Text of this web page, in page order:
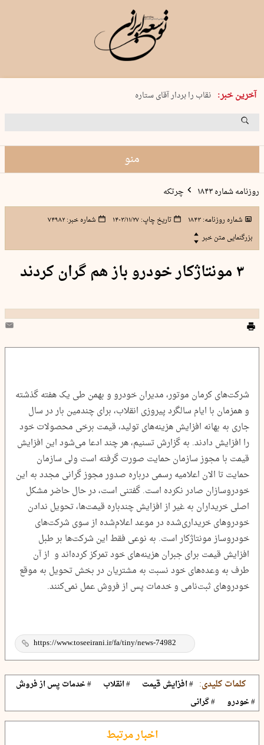
آخرین خبر:
پنجشنبه 15 مرداد 1405 شماره 2243
نقاب را بردار آقای ستاره
کدام فوتبال؟
منو
روزنامه شماره ۱۸۴۳ چرتکه
شماره روزنامه:۱۸۴۳ تاریخ چاپ:۱۴۰۳/۱۱/۲۷ شماره خبر:۷۴۹۸۲
بزرگنمایی متن خبر
۳ مونتاژکار خودرو باز هم گران کردند
شرکت‌های کرمان موتور، مدیران خودرو و بهمن طی یک هفته گذشته
و همزمان با ایام سالگرد پیروزی انقلاب، برای چندمین بار در سال
جاری به بهانه افزایش هزینه‌های تولید، قیمت برخی محصولات خود
را افزایش دادند. به گزارش تسنیم، هر چند ادعا می‌شود این افزایش
قیمت با مجوز سازمان حمایت صورت گرفته است ولی سازمان
حمایت تا الان اعلامیه رسمی درباره صدور مجوز گرانی مجدد به این
خودروسازان صادر نکرده است. گفتنی است، در حال حاضر مشکل
اصلی خریداران به غیر از افزایش چندباره قیمت‌ها، تحویل ندادن
خودروهای خریداری‌شده در موعد اعلام‌شده از سوی شرکت‌های
خودروساز مونتاژکار است. به نوعی فقط این شرکت‌ها بر طبل
افزایش قیمت برای جبران هزینه‌های خود تمرکز کرده‌اند و از آن
طرف به وعده‌های خود نسبت به مشتریان در بخش تحویل به موقع
خودروهای ثبت‌نامی و خدمات پس از فروش عمل نمی‌کنند.
کلمات کلیدی: # افزایش قیمت # انقلاب
# خدمات پس از فروش
# خودرو
# گرانی
اخبار مرتبط